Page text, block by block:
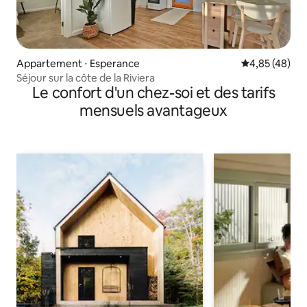
Appartement ⋅ Esperance Évaluation
4,85 (48)
Séjour sur la côte de la Riviera
Le confort d'un chez-soi et des tarifs
mensuels avantageux